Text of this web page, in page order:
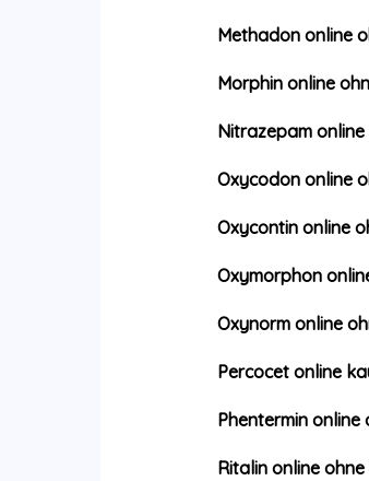
Methadon online
Morphin online
Nitrazepam
Oxycodon online
Oxycontin online
Oxymorphon
Oxynorm online
Percocet online
Phentermin
Ritalin online